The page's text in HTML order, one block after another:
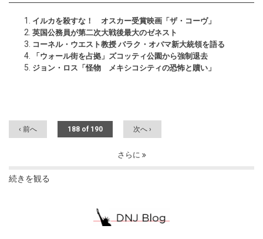
イルカを殺すな！ オスカー受賞映画「ザ・コーヴ」
英国公務員が第二次大戦後最大のゼネスト
コーネル・ウエスト教授 バラク・オバマ新大統領を語る
「ウォール街を占拠」ズコッティ公園から強制退去
ジョン・ロス「怪物 メキシコシティの恐怖と贖い」
‹ 前へ 188 of 190 次へ ›
さらに
続きを観る